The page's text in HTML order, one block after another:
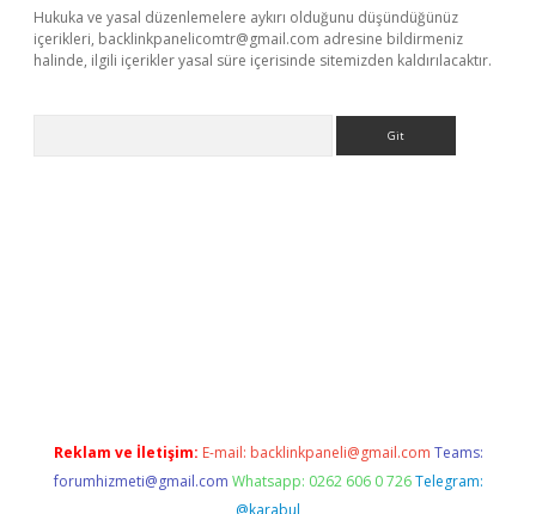
Hukuka ve yasal düzenlemelere aykırı olduğunu düşündüğünüz
içerikleri, backlinkpanelicomtr@gmail.com adresine bildirmeniz
halinde, ilgili içerikler yasal süre içerisinde sitemizden kaldırılacaktır.
Reklam ve İletişim: E-mail: backlinkpaneli@gmail.com Teams:
forumhizmeti@gmail.com Whatsapp: 0262 606 0 726 Telegram:
@karabul